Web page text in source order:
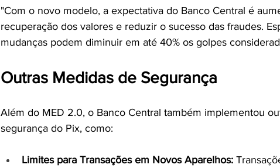
"Com o novo modelo, a expectativa do Banco Central é
recuperação dos valores e reduzir o sucesso das fraudes.
mudanças podem diminuir em até 40% os golpes
Outras Medidas de Segurança
Além do MED 2.0, o Banco Central também implementou
segurança do Pix, como:
Limites para Transações em Novos Aparelhos: